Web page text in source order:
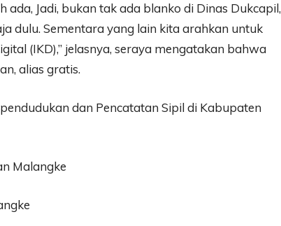
Jadi, bukan tak ada blanko di Dinas Dukcapil,
dulu. Sementara yang lain kita arahkan untuk
(IKD),” jelasnya, seraya mengatakan bahwa
alias gratis.
dan Pencatatan Sipil di Kabupaten
Malangke